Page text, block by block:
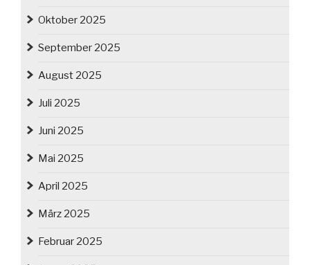
Oktober 2025
September 2025
August 2025
Juli 2025
Juni 2025
Mai 2025
April 2025
März 2025
Februar 2025